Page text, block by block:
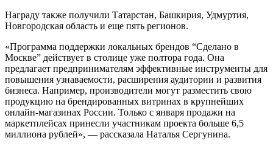
Награду также получили Татарстан, Башкирия, Удмуртия,
Новгородская область и еще пять регионов.
«Программа поддержки локальных брендов “Сделано в
Москве” действует в столице уже полтора года. Она
предлагает предпринимателям эффективные инструменты для
повышения узнаваемости, расширения аудитории и развития
бизнеса. Например, производители могут разместить свою
продукцию на брендированных витринах в крупнейших
онлайн-магазинах России. Только с января продажи на
маркетплейсах принесли участникам проекта больше 6,5
миллиона рублей», — рассказала Наталья Сергунина.